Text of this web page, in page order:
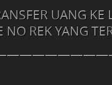
UANG KE
NO REK YANG